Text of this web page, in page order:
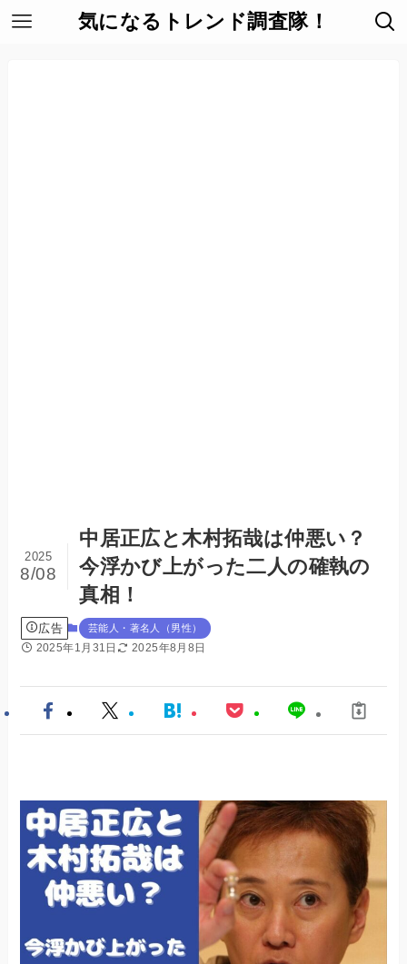
気になるトレンド調査隊！
中居正広と木村拓哉は仲悪い？
今浮かび上がった二人の確執の
真相！
2025
8/08
広告 芸能人・著名人（男性）
2025年1月31日 2025年8月8日